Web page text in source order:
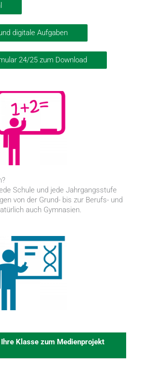
digitale Aufgaben
24/25 zum Download
Schule und jede Jahrgangsstufe
von der Grund- bis zur Berufs- und
auch Gymnasien.
Klasse zum Medienprojekt